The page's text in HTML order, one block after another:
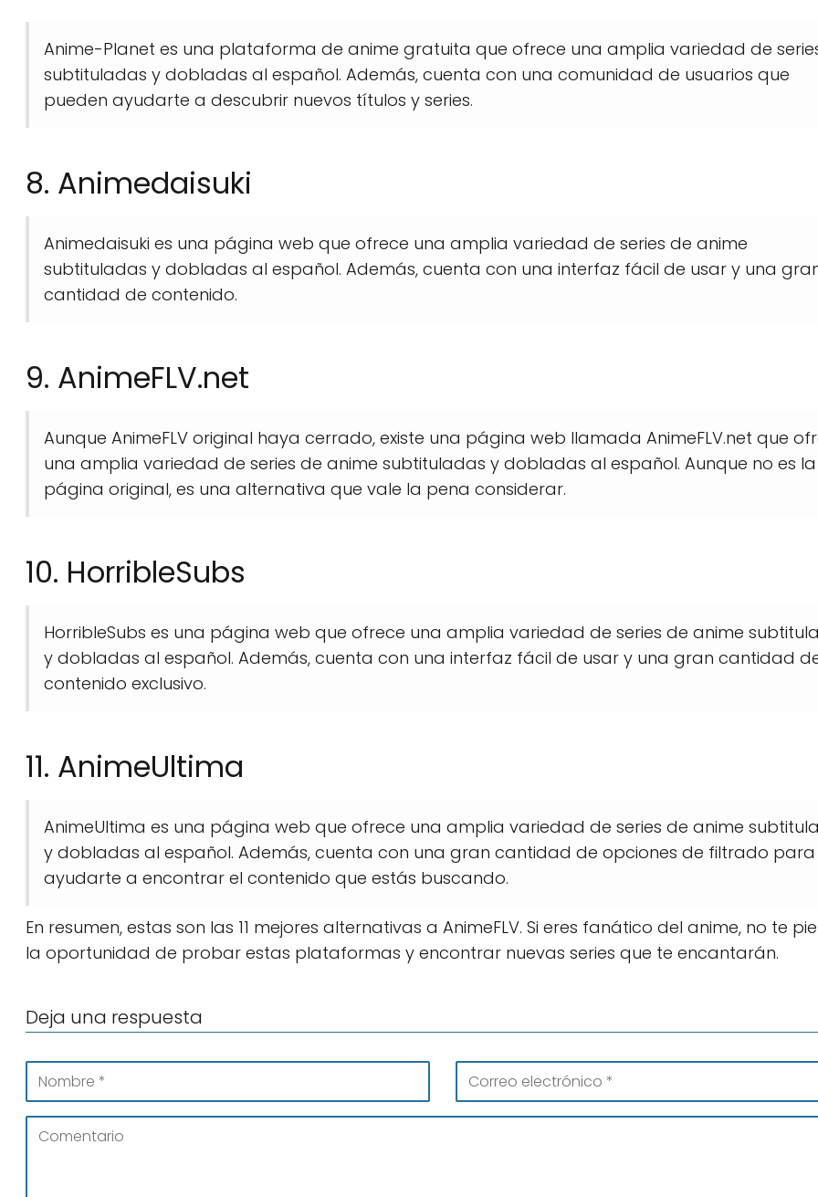
Anime-Planet es una plataforma de anime gratuita que ofrece una amplia variedad de
subtituladas y dobladas al español. Además, cuenta con una comunidad de usuarios que
pueden ayudarte a descubrir nuevos títulos y series.
8. Animedaisuki
Animedaisuki es una página web que ofrece una amplia variedad de series de anime
subtituladas y dobladas al español. Además, cuenta con una interfaz fácil de usar y una
cantidad de contenido.
9. AnimeFLV.net
Aunque AnimeFLV original haya cerrado, existe una página web llamada AnimeFLV.net que
una amplia variedad de series de anime subtituladas y dobladas al español. Aunque no es la
página original, es una alternativa que vale la pena considerar.
10. HorribleSubs
HorribleSubs es una página web que ofrece una amplia variedad de series de anime
y dobladas al español. Además, cuenta con una interfaz fácil de usar y una gran cantidad
contenido exclusivo.
11. AnimeUltima
AnimeUltima es una página web que ofrece una amplia variedad de series de anime
y dobladas al español. Además, cuenta con una gran cantidad de opciones de filtrado para
ayudarte a encontrar el contenido que estás buscando.
En resumen, estas son las 11 mejores alternativas a AnimeFLV. Si eres fanático del anime, no te
la oportunidad de probar estas plataformas y encontrar nuevas series que te encantarán.
Deja una respuesta